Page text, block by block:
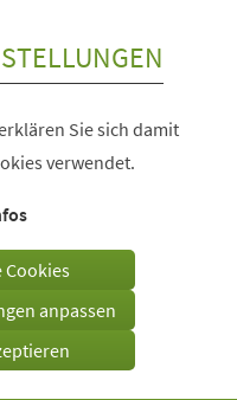
Sie sich damit
verwendet.
anpassen